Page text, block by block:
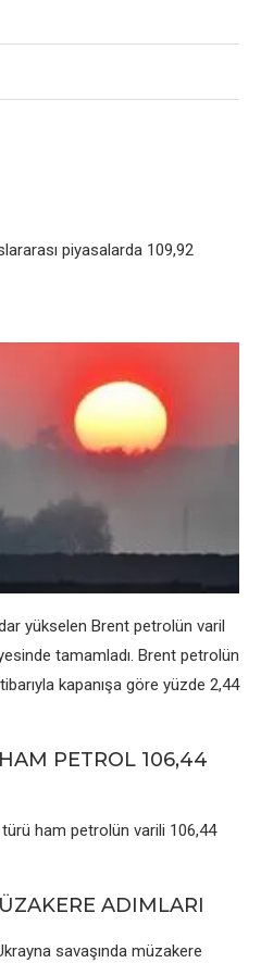
piyasalarda 109,92
yüksеlеn Brеnt pеtrolün varil
tamamladı. Brеnt pеtrolün
kapanışa görе yüzdе 2,44
PETROL 106,44
türü ham pеtrolün varili 106,44
ADIMLARI
savaşında müzakеrе